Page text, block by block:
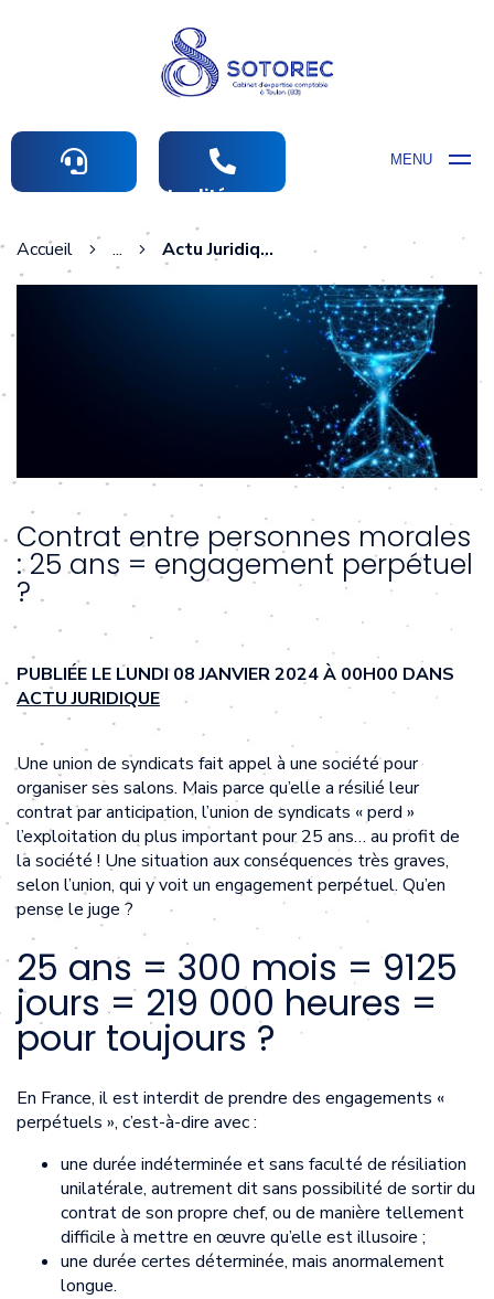
MENU
Actualités comptables
Accueil ... Actu Juridique
Contrat entre personnes morales
: 25 ans = engagement perpétuel
?
PUBLIÉE LE LUNDI 08 JANVIER 2024 À 00H00 DANS
ACTU JURIDIQUE
Une union de syndicats fait appel à une société pour
organiser ses salons. Mais parce qu’elle a résilié leur
contrat par anticipation, l’union de syndicats « perd »
l’exploitation du plus important pour 25 ans… au profit de
la société ! Une situation aux conséquences très graves,
selon l’union, qui y voit un engagement perpétuel. Qu’en
pense le juge ?
25 ans = 300 mois = 9125
jours = 219 000 heures =
pour toujours ?
En France, il est interdit de prendre des engagements «
perpétuels », c’est-à-dire avec :
une durée indéterminée et sans faculté de résiliation
unilatérale, autrement dit sans possibilité de sortir du
contrat de son propre chef, ou de manière tellement
difficile à mettre en œuvre qu’elle est illusoire ;
une durée certes déterminée, mais anormalement
longue.